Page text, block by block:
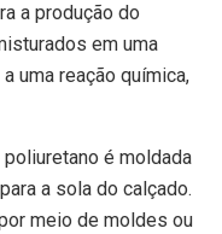
a produção do
em uma
uma reação química,
é moldada
a sola do calçado.
meio de moldes ou